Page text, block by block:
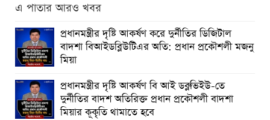
এ পাতার আরও খবর
প্রধানমন্ত্রীর দৃষ্টি আকর্ষণ করে দুর্নীতির ডিজিটাল
বাদশা বিআইডব্লিউটিএর অতি: প্রধান প্রকৌশলী মজনু
মিয়া
প্রধানমন্ত্রীর দৃষ্টি আকর্ষণ বি আই ডব্লুভিইউ-তে
দুর্নীতির বাদশ অতিরিক্ত প্রধান প্রকৌশলী বাদশা
মিয়ার কূকৃতি থামাতে হবে